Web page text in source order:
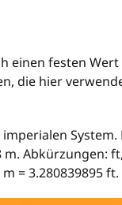
einen festen
die hier
Abkürzungen: ft,
= 3.280839895 ft.